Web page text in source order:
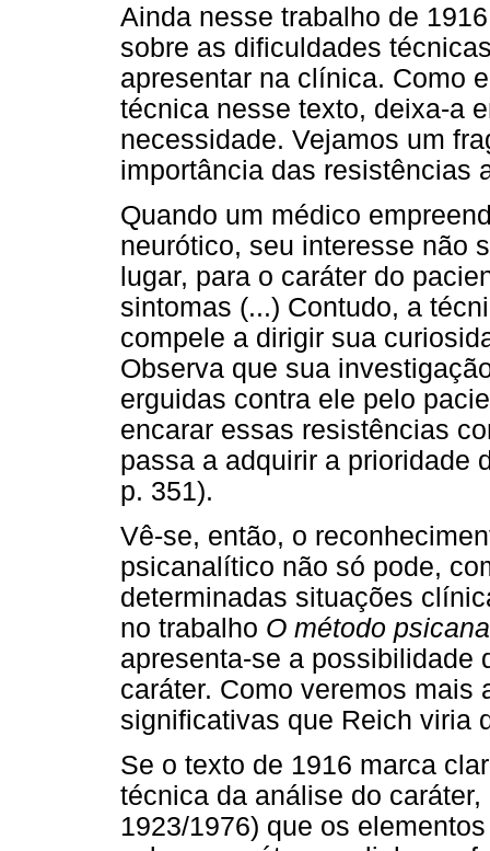
Ainda nesse trabalho de
sobre as dificuldades
apresentar na clínica. Como
técnica nesse texto, deixa-a
necessidade. Vejamos um
importância das resistências
Quando um médico
neurótico, seu interesse não
lugar, para o caráter do
sintomas (...) Contudo, a
compele a dirigir sua
Observa que sua
erguidas contra ele pelo
encarar essas resistências
passa a adquirir a prioridade
p. 351).
Vê-se, então, o
psicanalítico não só pode,
determinadas situações
no trabalho O método
apresenta-se a possibilidade
caráter. Como veremos mais
significativas que Reich viria
Se o texto de 1916 marca
técnica da análise do
1923/1976) que os